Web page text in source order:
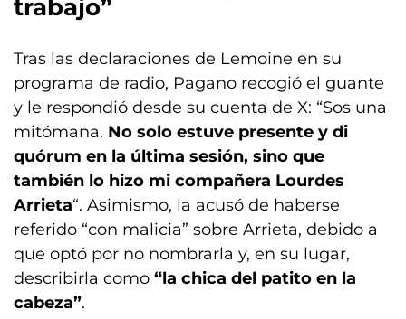
trabajo”
Tras las declaraciones de Lemoine en su
programa de radio, Pagano recogió el guante
y le respondió desde su cuenta de X: “Sos una
mitómana. No solo estuve presente y di
quórum en la última sesión, sino que
también lo hizo mi compañera Lourdes
Arrieta“. Asimismo, la acusó de haberse
referido “con malicia” sobre Arrieta, debido a
que optó por no nombrarla y, en su lugar,
describirla como “la chica del patito en la
cabeza”.